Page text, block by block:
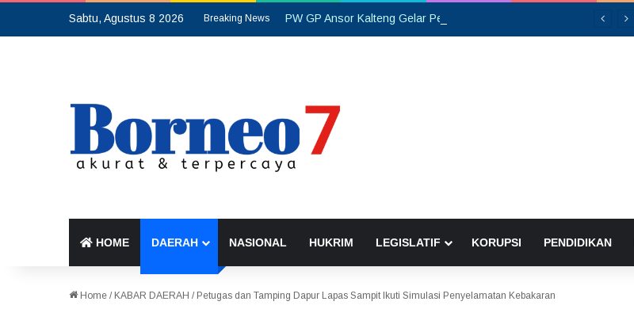
Sabtu, Agustus 8 2026 Breaking News
HOME DAERAH NASIONAL HUKRIM LEGISLATIF KORUPSI PENDIDIKAN
Home / KABAR DAERAH / Petugas dan Tamping Dapur Lapas Sampit Ikuti Simulasi Penyelamatan Kebakaran